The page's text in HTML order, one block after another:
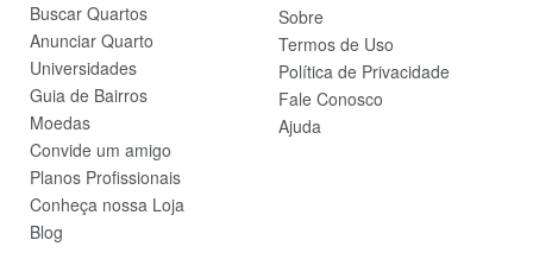
Buscar Quartos
Anunciar Quarto
Universidades
Guia de Bairros
Moedas
Convide um amigo
Planos Profissionais
Conheça nossa Loja
Blog
Sobre
Termos de Uso
Política de Privacidade
Fale Conosco
Ajuda